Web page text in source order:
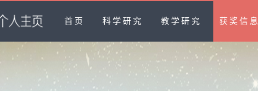
首页 科学研究 教学研究 获奖信息